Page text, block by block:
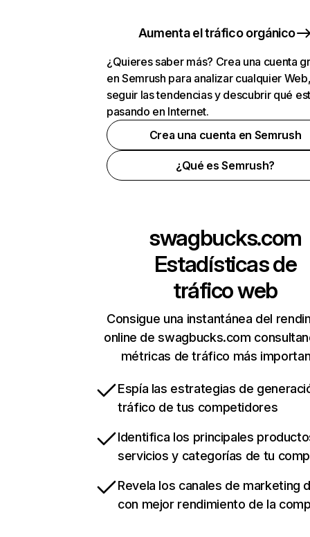
Aumenta el tráfico orgánico
¿Quieres saber más? Crea una cuenta
en Semrush para analizar cualquier
seguir las tendencias y descubrir qué
pasando en Internet.
Crea una cuenta en Semrush
¿Qué es Semrush?
swagbucks.com
Estadísticas de
tráfico web
Consigue una instantánea del
online de swagbucks.com
métricas de tráfico más
Espía las estrategias de
tráfico de tus competidores
Identifica los principales
servicios y categorías de tu
Revela los canales de marketing
con mejor rendimiento de la